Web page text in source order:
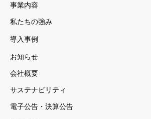
事業内容
私たちの強み
導入事例
お知らせ
会社概要
サステナビリティ
電子公告・決算公告